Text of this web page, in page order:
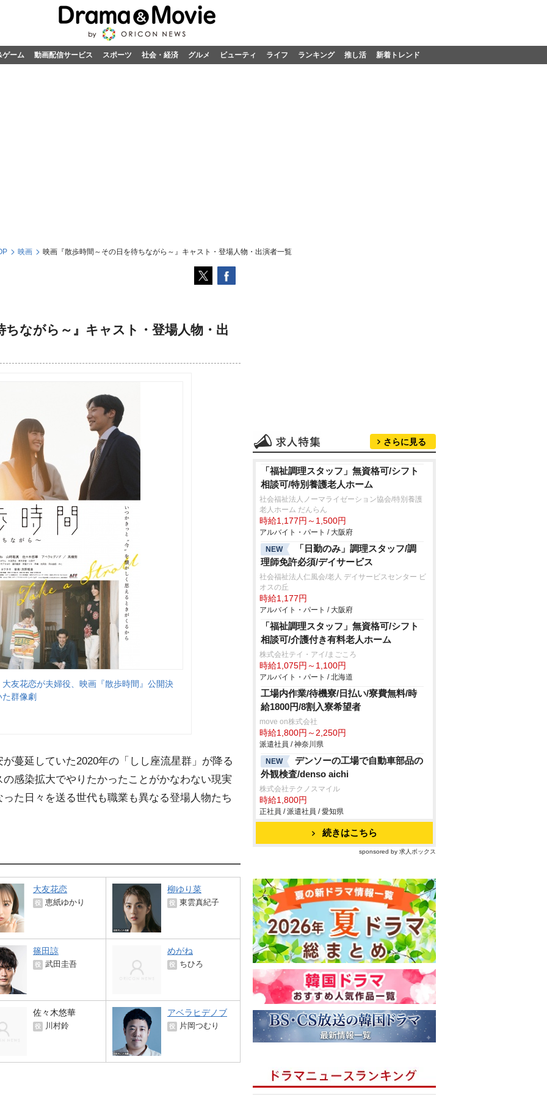
ゲーム 動画配信サービス スポーツ 社会・経済 グルメ ビューティ ライフ ランキング 推し活 新着トレンド
映画 映画『散歩時間～その日を待ちながら～』キャスト・登場人物・出演者一覧
ちながら～』キャスト・登場人物・出
友花恋が夫婦役、映画『散歩時間』公開決
た群像劇
蔓延していた2020年の「しし座流星群」が降る
感染拡大でやりたかったことがかなわない現実
た日々を送る世代も職業も異なる登場人物たち
大友花恋
役 恵紙ゆかり
柳ゆり菜
役 東雲真紀子
篠田諒
役 武田圭吾
めがね
役 ちひろ
佐々木悠華
役 川村鈴
アベラヒデノブ
役 片岡つむり
さらに見る
「福祉調理スタッフ」無資格可/シフト
相談可/特別養護老人ホーム
社会福祉法人ノーマライゼーション協会/特別養護
老人ホーム だんらん
時給1,177円～1,500円
アルバイト・パート / 大阪府
NEW
「日勤のみ」調理スタッフ/調
理師免許必須/デイサービス
社会福祉法人仁風会/老人 デイサービスセンター ビ
オスの丘
時給1,177円
アルバイト・パート / 大阪府
「福祉調理スタッフ」無資格可/シフト
相談可/介護付き有料老人ホーム
株式会社テイ・アイ/まごころ
時給1,075円～1,100円
アルバイト・パート / 北海道
工場内作業/待機寮/日払い/寮費無料/時
給1800円/8割入寮希望者
move on株式会社
時給1,800円～2,250円
派遣社員 / 神奈川県
NEW
デンソーの工場で自動車部品の
外観検査/denso aichi
株式会社テクノスマイル
時給1,800円
正社員 / 派遣社員 / 愛知県
続きはこちら
sponsored by 求人ボックス